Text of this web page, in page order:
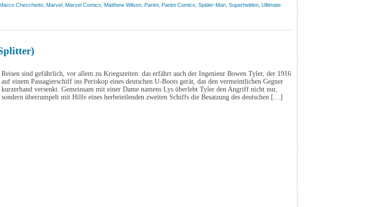
Marco Checchetto Marvel Marvel Comics Matthew Wilson Panini Panini Comics Spider-Man Superhelden Ultimate
Reisen sind gefährlich, vor allem zu Kriegszeiten: das erfährt auch der Ingenieur Bowen Tyler, der 1916
auf einem Passagierschiff ins Periskop eines deutschen U-Boots gerät, das den vermeintlichen Gegner
kurzerhand versenkt. Gemeinsam mit einer Dame namens Lys überlebt Tyler den Angriff nicht nur,
sondern überrumpelt mit Hilfe eines herbeieilenden zweiten Schiffs die Besatzung des deutschen […]